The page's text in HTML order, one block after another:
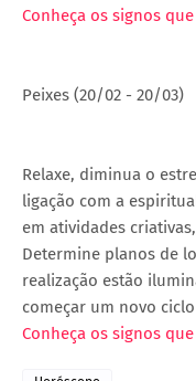
Conheça os signos
Peixes (20/02 - 20/03)
Relaxe, diminua o
ligação com a
em atividades
Determine planos de
realização estão
começar um novo
Conheça os signos